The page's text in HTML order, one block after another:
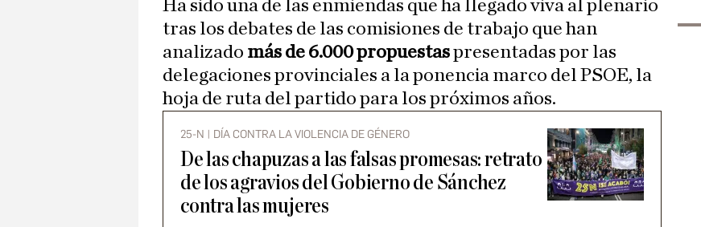
Ha sido una de las enmiendas que ha llegado viva al plenario
tras los debates de las comisiones de trabajo que han
analizado más de 6.000 propuestaspresentadas por las
delegaciones provinciales a la ponencia marco del PSOE, la
hoja de ruta del partido para los próximos años.
25-N | DÍA CONTRA LA VIOLENCIA DE GÉNERO
De las chapuzas a las falsas promesas: retrato
de los agravios del Gobierno de Sánchez
contra las mujeres